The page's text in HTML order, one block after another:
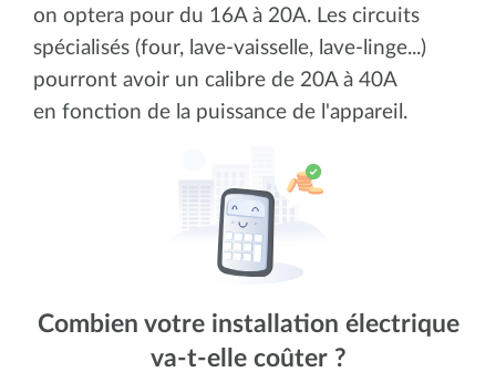
on optera pour du 16A à 20A. Les circuits
spécialisés (four, lave-vaisselle, lave-linge...)
pourront avoir un calibre de 20A à 40A
en fonction de la puissance de l'appareil.
Combien votre installation électrique
va-t-elle coûter ?